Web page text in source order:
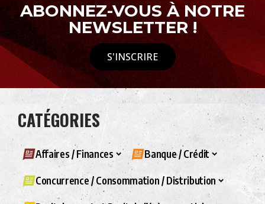
ABONNEZ-VOUS À NOTRE
NEWSLETTER !
S'INSCRIRE
CATÉGORIES
Affaires / Finances Banque / Crédit
Concurrence / Consommation / Distribution